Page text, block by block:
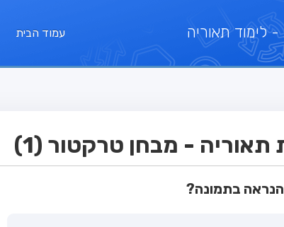
- לימוד תאוריה עמוד הבית
- מבחן טרקטור (1)
הנראה בתמונה?